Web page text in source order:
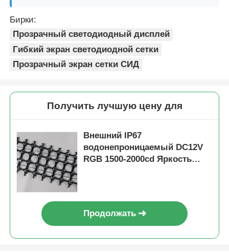
Бирки:
Прозрачный светодиодный дисплей
Гибкий экран светодиодной сетки
Прозрачный экран сетки СИД
Получить лучшую цену для
Внешний IP67
водонепроницаемый DC12V
RGB 1500-2000cd Яркость
Продолжать